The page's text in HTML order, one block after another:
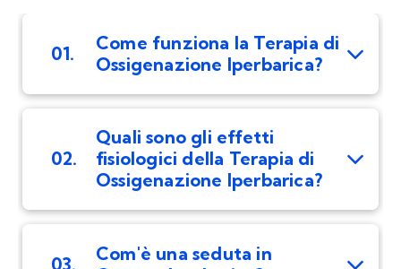
01.
Come funziona la Terapia di
Ossigenazione Iperbarica?
02.
Quali sono gli effetti
fisiologici della Terapia di
Ossigenazione Iperbarica?
03.
Com'è una seduta in